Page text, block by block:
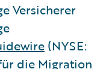
Versicherer
(NYSE:
die Migration